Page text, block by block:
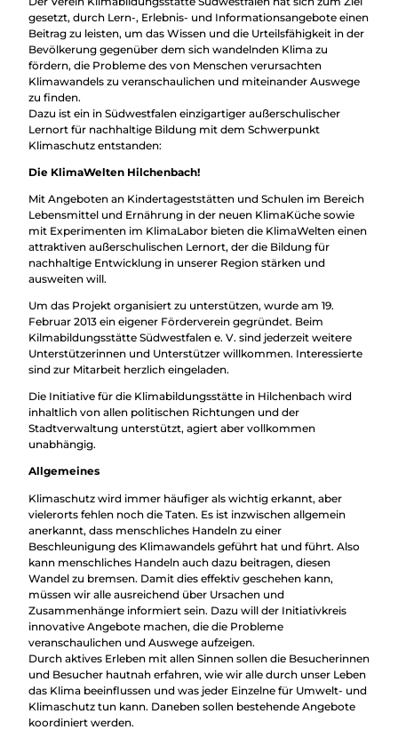
gesetzt, durch Lern-, Erlebnis- und Informationsangebote einen
Beitrag zu leisten, um das Wissen und die Urteilsfähigkeit in der
Bevölkerung gegenüber dem sich wandelnden Klima zu
fördern, die Probleme des von Menschen verursachten
Klimawandels zu veranschaulichen und miteinander Auswege
zu finden.
Dazu ist ein in Südwestfalen einzigartiger außerschulischer
Lernort für nachhaltige Bildung mit dem Schwerpunkt
Klimaschutz entstanden:
Die KlimaWelten Hilchenbach!
Mit Angeboten an Kindertageststätten und Schulen im Bereich
Lebensmittel und Ernährung in der neuen KlimaKüche sowie
mit Experimenten im KlimaLabor bieten die KlimaWelten einen
attraktiven außerschulischen Lernort, der die Bildung für
nachhaltige Entwicklung in unserer Region stärken und
ausweiten will.
Um das Projekt organisiert zu unterstützen, wurde am 19.
Februar 2013 ein eigener Förderverein gegründet. Beim
Kilmabildungsstätte Südwestfalen e. V. sind jederzeit weitere
Unterstützerinnen und Unterstützer willkommen. Interessierte
sind zur Mitarbeit herzlich eingeladen.
Die Initiative für die Klimabildungsstätte in Hilchenbach wird
inhaltlich von allen politischen Richtungen und der
Stadtverwaltung unterstützt, agiert aber vollkommen
unabhängig.
Allgemeines
Klimaschutz wird immer häufiger als wichtig erkannt, aber
vielerorts fehlen noch die Taten. Es ist inzwischen allgemein
anerkannt, dass menschliches Handeln zu einer
Beschleunigung des Klimawandels geführt hat und führt. Also
kann menschliches Handeln auch dazu beitragen, diesen
Wandel zu bremsen. Damit dies effektiv geschehen kann,
müssen wir alle ausreichend über Ursachen und
Zusammenhänge informiert sein. Dazu will der Initiativkreis
innovative Angebote machen, die die Probleme
veranschaulichen und Auswege aufzeigen.
Durch aktives Erleben mit allen Sinnen sollen die Besucherinnen
und Besucher hautnah erfahren, wie wir alle durch unser Leben
das Klima beeinflussen und was jeder Einzelne für Umwelt- und
Klimaschutz tun kann. Daneben sollen bestehende Angebote
koordiniert werden.